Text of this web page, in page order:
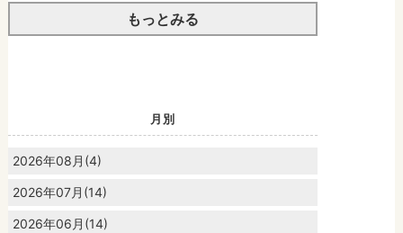
もっとみる
月別
2026年08月(4)
2026年07月(14)
2026年06月(14)